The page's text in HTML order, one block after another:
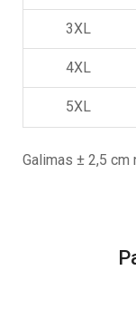
3XL
4XL
5XL
Galimas ± 2,5 cm